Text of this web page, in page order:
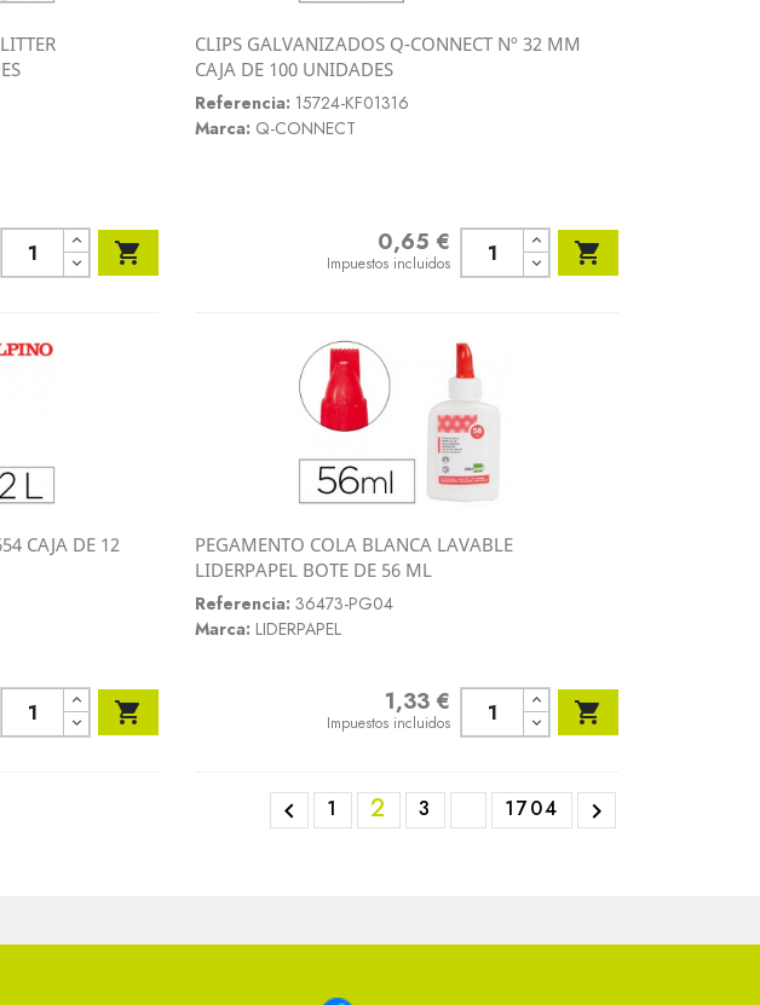

Vista rápida
CLIPS GALVANIZADOS Q-CONNECT Nº 32 MM
CAJA DE 100 UNIDADES
Referencia: 15724-KF01316
Marca: Q-CONNECT
0,65 €
Impuestos incluidos 
CAJA DE 12

Vista rápida
PEGAMENTO COLA BLANCA LAVABLE
LIDERPAPEL BOTE DE 56 ML
Referencia: 36473-PG04
Marca: LIDERPAPEL
1,33 €
Impuestos incluidos 
 1 2 3 1704 